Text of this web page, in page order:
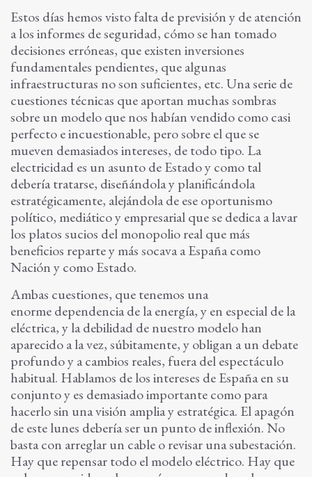
Estos días hemos visto falta de previsión y de atención
a los informes de seguridad, cómo se han tomado
decisiones erróneas, que existen inversiones
fundamentales pendientes, que algunas
infraestructuras no son suficientes, etc. Una serie de
cuestiones técnicas que aportan muchas sombras
sobre un modelo que nos habían vendido como casi
perfecto e incuestionable, pero sobre el que se
mueven demasiados intereses, de todo tipo. La
electricidad es un asunto de Estado y como tal
debería tratarse, diseñándola y planificándola
estratégicamente, alejándola de ese oportunismo
político, mediático y empresarial que se dedica a lavar
los platos sucios del monopolio real que más
beneficios reparte y más socava a España como
Nación y como Estado.
Ambas cuestiones, que tenemos una
enorme dependencia de la energía, y en especial de la
eléctrica, y la debilidad de nuestro modelo han
aparecido a la vez, súbitamente, y obligan a un debate
profundo y a cambios reales, fuera del espectáculo
habitual. Hablamos de los intereses de España en su
conjunto y es demasiado importante como para
hacerlo sin una visión amplia y estratégica. El apagón
de este lunes debería ser un punto de inflexión. No
basta con arreglar un cable o revisar una subestación.
Hay que repensar todo el modelo eléctrico. Hay que